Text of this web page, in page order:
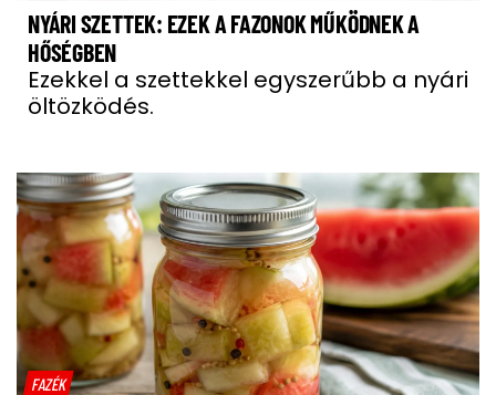
NYÁRI SZETTEK: EZEK A FAZONOK MŰKÖDNEK A
HŐSÉGBEN
Ezekkel a szettekkel egyszerűbb a nyári
öltözködés.
FAZÉK